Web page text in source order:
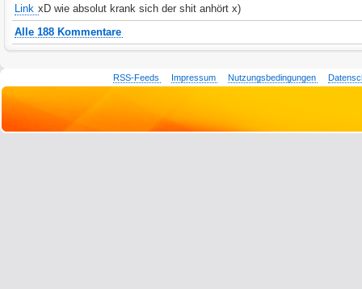
Link xD wie absolut krank sich der shit anhört x)
Alle 188 Kommentare
RSS-Feeds Impressum Nutzungsbedingungen